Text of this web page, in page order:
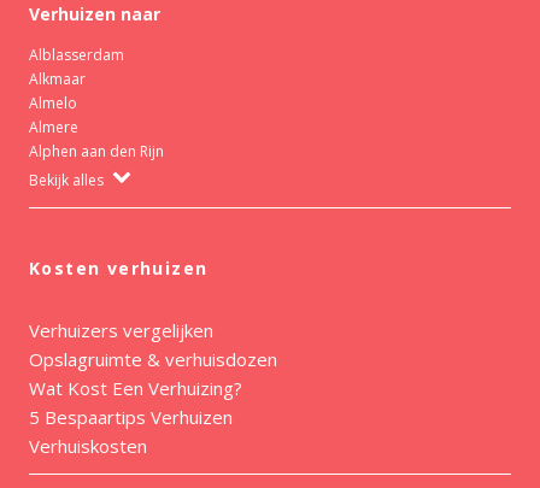
Verhuizen naar
Alblasserdam
Alkmaar
Almelo
Almere
Alphen aan den Rijn
Bekijk alles
Kosten verhuizen
Verhuizers vergelijken
Opslagruimte & verhuisdozen
Wat Kost Een Verhuizing?
5 Bespaartips Verhuizen
Verhuiskosten